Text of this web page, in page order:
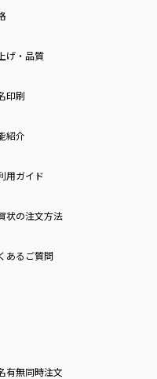
げ・品質
印刷
紹介
用ガイド
状の注文方法
あるご質問
有無同時注文